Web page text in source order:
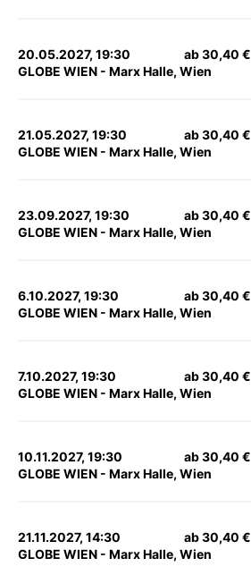
20.05.2027, 19:30
GLOBE WIEN - Marx Halle, Wien
ab 30,40 €
21.05.2027, 19:30
GLOBE WIEN - Marx Halle, Wien
ab 30,40 €
23.09.2027, 19:30
GLOBE WIEN - Marx Halle, Wien
ab 30,40 €
6.10.2027, 19:30
GLOBE WIEN - Marx Halle, Wien
ab 30,40 €
7.10.2027, 19:30
GLOBE WIEN - Marx Halle, Wien
ab 30,40 €
10.11.2027, 19:30
GLOBE WIEN - Marx Halle, Wien
ab 30,40 €
21.11.2027, 14:30
GLOBE WIEN - Marx Halle, Wien
ab 30,40 €